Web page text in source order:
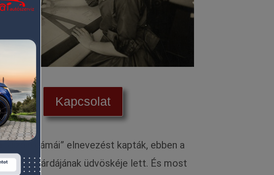
Kapcsolat
dámái” elnevezést kapták, ebben a
üdvöskéje lett. És most